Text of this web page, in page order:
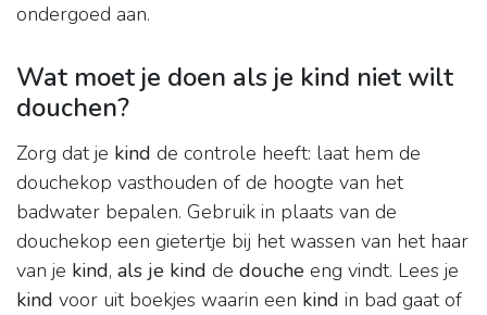
ondergoed aan.
Wat moet je doen als je kind niet wilt
douchen?
Zorg dat je kind de controle heeft: laat hem de
douchekop vasthouden of de hoogte van het
badwater bepalen. Gebruik in plaats van de
douchekop een gietertje bij het wassen van het haar
van je kind, als je kind de douche eng vindt. Lees je
kind voor uit boekjes waarin een kind in bad gaat of